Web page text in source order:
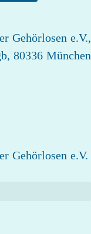
Gehörlosen e.V.,
80336 München
Gehörlosen e.V.